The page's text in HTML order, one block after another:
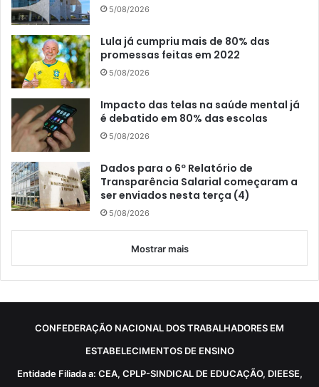
5/08/2026
Lula já cumpriu mais de 80% das
promessas feitas em 2022
5/08/2026
Impacto das telas na saúde mental já
é debatido em 80% das escolas
5/08/2026
Dados para o 6º Relatório de
Transparência Salarial começaram a
ser enviados nesta terça (4)
5/08/2026
Mostrar mais
CONFEDERAÇÃO NACIONAL DOS TRABALHADORES EM
ESTABELECIMENTOS DE ENSINO
Entidade Filiada a: CEA, CPLP-SINDICAL DE EDUCAÇÃO, DIEESE,